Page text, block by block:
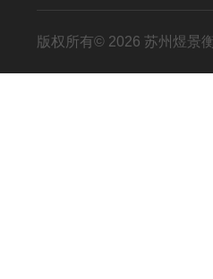
版权所有© 2026 苏州煜景